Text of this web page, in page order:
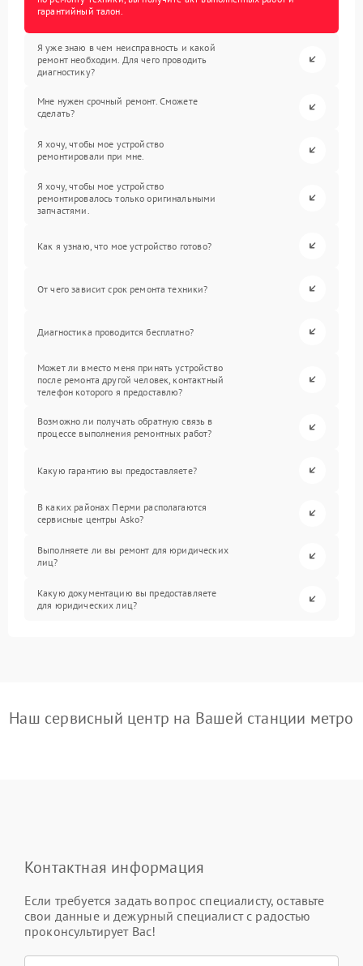
гарантийный талон.
Я уже знаю в чем неисправность и какой
ремонт необходим. Для чего проводить
диагностику?
Мне нужен срочный ремонт. Сможете
сделать?
Я хочу, чтобы мое устройство
ремонтировали при мне.
Я хочу, чтобы мое устройство
ремонтировалось только оригинальными
запчастями.
Как я узнаю, что мое устройство готово?
От чего зависит срок ремонта техники?
Диагностика проводится бесплатно?
Может ли вместо меня принять устройство
после ремонта другой человек, контактный
телефон которого я предоставлю?
Возможно ли получать обратную связь в
процессе выполнения ремонтных работ?
Какую гарантию вы предоставляете?
В каких районах Перми располагаются
сервисные центры Asko?
Выполняете ли вы ремонт для юридических
лиц?
Какую документацию вы предоставляете
для юридических лиц?
Наш сервисный центр на Вашей станции метро
Контактная информация
Если требуется задать вопрос специалисту, оставьте
свои данные и дежурный специалист с радостью
проконсультирует Вас!